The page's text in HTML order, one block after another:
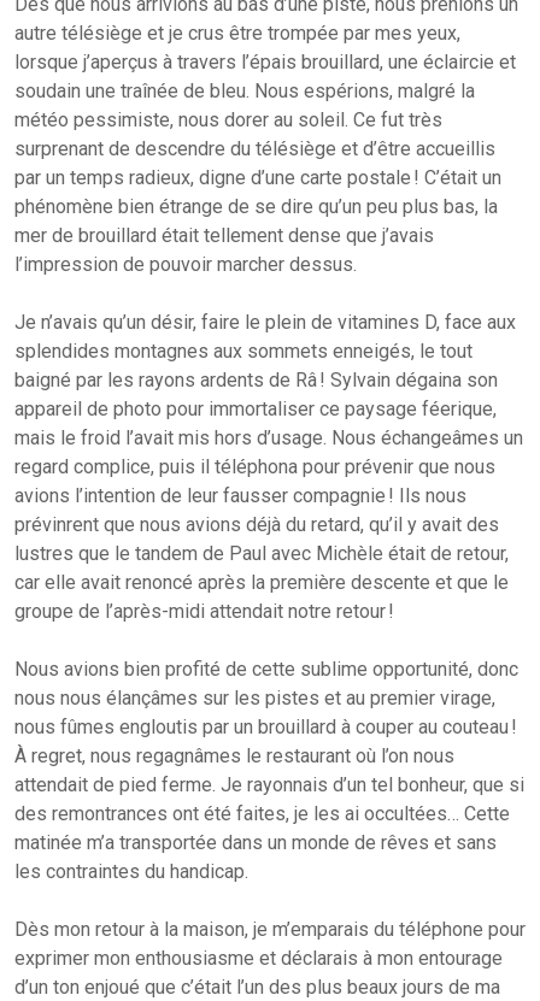
autre télésiège et je crus être trompée par mes yeux,
lorsque j’aperçus à travers l’épais brouillard, une éclaircie et
soudain une traînée de bleu. Nous espérions, malgré la
météo pessimiste, nous dorer au soleil. Ce fut très
surprenant de descendre du télésiège et d’être accueillis
par un temps radieux, digne d’une carte postale ! C’était un
phénomène bien étrange de se dire qu’un peu plus bas, la
mer de brouillard était tellement dense que j’avais
l’impression de pouvoir marcher dessus.
Je n’avais qu’un désir, faire le plein de vitamines D, face aux
splendides montagnes aux sommets enneigés, le tout
baigné par les rayons ardents de Râ ! Sylvain dégaina son
appareil de photo pour immortaliser ce paysage féerique,
mais le froid l’avait mis hors d’usage. Nous échangeâmes un
regard complice, puis il téléphona pour prévenir que nous
avions l’intention de leur fausser compagnie ! Ils nous
prévinrent que nous avions déjà du retard, qu’il y avait des
lustres que le tandem de Paul avec Michèle était de retour,
car elle avait renoncé après la première descente et que le
groupe de l’après-midi attendait notre retour !
Nous avions bien profité de cette sublime opportunité, donc
nous nous élançâmes sur les pistes et au premier virage,
nous fûmes engloutis par un brouillard à couper au couteau !
À regret, nous regagnâmes le restaurant où l’on nous
attendait de pied ferme. Je rayonnais d’un tel bonheur, que si
des remontrances ont été faites, je les ai occultées… Cette
matinée m’a transportée dans un monde de rêves et sans
les contraintes du handicap.
Dès mon retour à la maison, je m’emparais du téléphone pour
exprimer mon enthousiasme et déclarais à mon entourage
d’un ton enjoué que c’était l’un des plus beaux jours de ma